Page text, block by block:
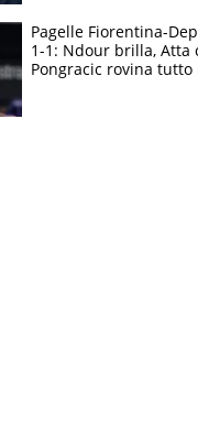
Pagelle Fiorentina-
1-1: Ndour brilla, Atta
Pongracic rovina